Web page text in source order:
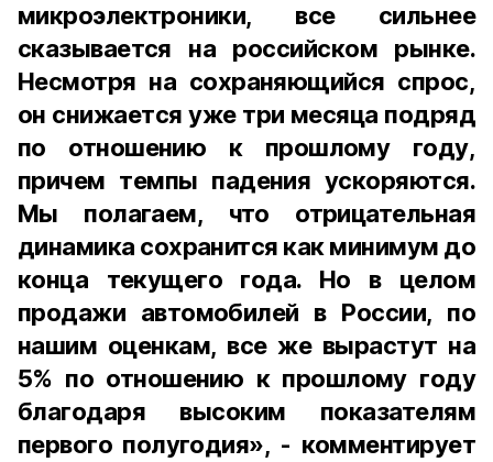
микроэлектроники, все сильнее
сказывается на российском рынке.
Несмотря на сохраняющийся спрос,
он снижается уже три месяца подряд
по отношению к прошлому году,
причем темпы падения ускоряются.
Мы полагаем, что отрицательная
динамика сохранится как минимум до
конца текущего года. Но в целом
продажи автомобилей в России, по
нашим оценкам, все же вырастут на
5% по отношению к прошлому году
благодаря высоким показателям
первого полугодия», - комментирует